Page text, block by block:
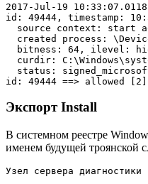
2017-Jul-19
id: 49444, timestamp:
source context: start
created process:
bitness: 64, ilevel:
curdir:
status:
Экспорт Install
В системном реестре
именем будущей троянской